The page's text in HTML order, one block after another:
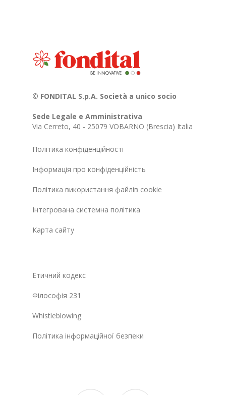
© FONDITAL S.p.A. Società a unico socio
Sede Legale e Amministrativa
Via Cerreto, 40 - 25079 VOBARNO (Brescia) Italia
Політика конфіденційності
Інформація про конфіденційність
Політика використання файлів cookie
Інтегрована системна політика
Карта сайту
Етичний кодекс
Філософія 231
Whistleblowing
Політика інформаційної безпеки